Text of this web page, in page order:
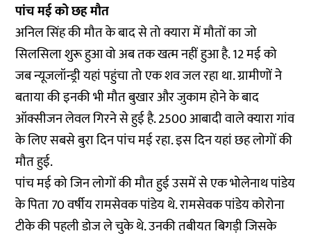
पांच मई को छह मौत
अनिल सिंह की मौत के बाद से तो क्यारा में मौतों का जो
सिलसिला शुरू हुआ वो अब तक खत्म नहीं हुआ है. 12 मई को
जब न्यूजलॉन्ड्री यहां पहुंचा तो एक शव जल रहा था. ग्रामीणों ने
बताया की इनकी भी मौत बुखार और जुकाम होने के बाद
ऑक्सीजन लेवल गिरने से हुई है. 2500 आबादी वाले क्यारा गांव
के लिए सबसे बुरा दिन पांच मई रहा. इस दिन यहां छह लोगों की
मौत हुई.
पांच मई को जिन लोगों की मौत हुई उसमें से एक भोलेनाथ पांडेय
के पिता 70 वर्षीय रामसेवक पांडेय थे. रामसेवक पांडेय कोरोना
टीके की पहली डोज ले चुके थे. उनकी तबीयत बिगड़ी जिसके